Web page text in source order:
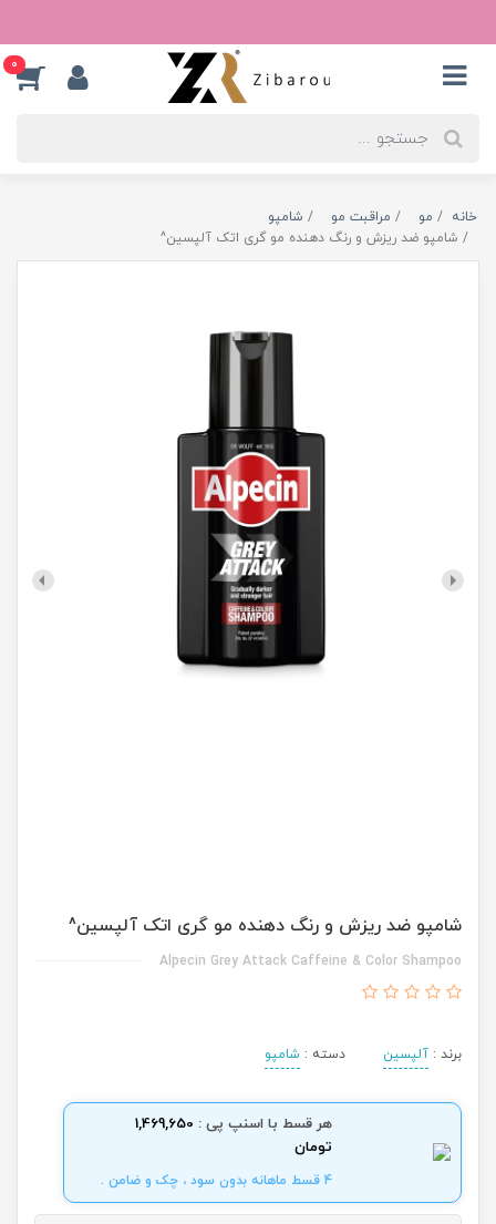
0
خانه مو مراقبت مو
شامپو
شامپو ضد ریزش و رنگ دهنده مو گری اتک آلپسین^
شامپو ضد ریزش و رنگ دهنده مو گری اتک آلپسین^
Alpecin Grey Attack Caffeine & Color Shampoo
برند : آلپسین دسته : شامپو
هر قسط با اسنپ پی : 1,469,650
تومان
4 قسط ماهانه بدون سود ، چک و ضامن .